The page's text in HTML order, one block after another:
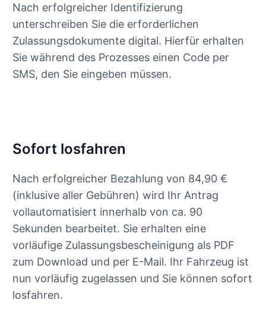
Nach erfolgreicher Identifizierung
unterschreiben Sie die erforderlichen
Zulassungsdokumente digital. Hierfür erhalten
Sie während des Prozesses einen Code per
SMS, den Sie eingeben müssen.
Sofort losfahren
Nach erfolgreicher Bezahlung von 84,90 €
(inklusive aller Gebühren) wird Ihr Antrag
vollautomatisiert innerhalb von ca. 90
Sekunden bearbeitet. Sie erhalten eine
vorläufige Zulassungsbescheinigung als PDF
zum Download und per E-Mail. Ihr Fahrzeug ist
nun vorläufig zugelassen und Sie können sofort
losfahren.